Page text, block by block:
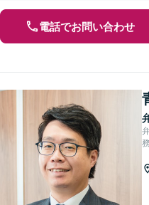
電話でお問い合わせ